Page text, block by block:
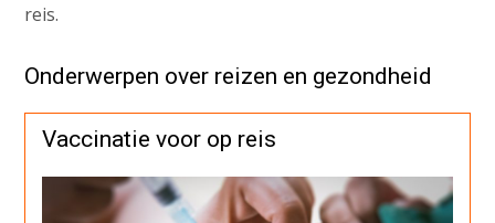
reis.
Onderwerpen over reizen en gezondheid
Vaccinatie voor op reis